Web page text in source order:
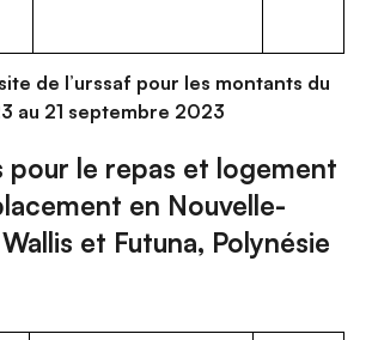
de l’urssaf pour les montants du
au 21 septembre 2023
pour le repas et logement
en Nouvelle-
et Futuna, Polynésie